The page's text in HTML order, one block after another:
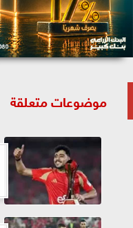
موضوعات متعلقة